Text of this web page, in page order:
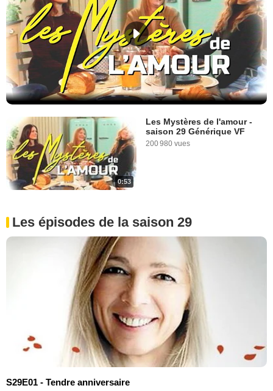
0:53
Les Mystères de l'amour -
saison 29 Générique VF
200 980 vues
Les épisodes de la saison 29
S29E01 - Tendre anniversaire